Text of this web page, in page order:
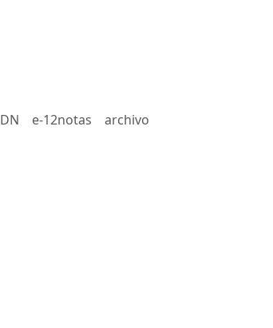
e-12notas archivo